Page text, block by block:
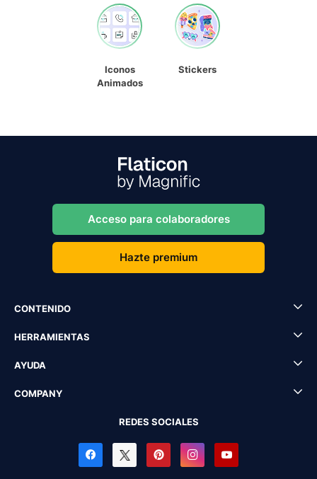
Iconos
Animados
Stickers
Acceso para colaboradores
Hazte premium
CONTENIDO
HERRAMIENTAS
AYUDA
COMPANY
REDES SOCIALES